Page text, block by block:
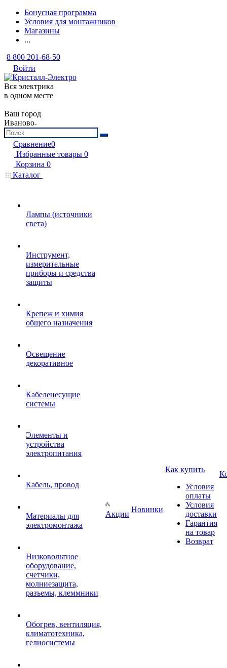
Бонусная программа
Условия для монтажников
Магазины
...
8 800 201-68-50
Войти
Вся электрика
в одном месте
Ваш город
Иваново
Сравнение0
Избранные товары 0
Корзина 0
Каталог
Лампы (источники
света)
Инструмент,
измерительные
приборы и средства
защиты
Крепеж и химия
общего назначения
Освещение
декоративное
Кабеленесущие
системы
Элементы и
устройства
электропитания
Кабель, провод
Материалы для
электромонтажа
Низковольтное
оборудование,
счетчики,
молниезащита,
разъемы, клеммники
Обогрев, вентиляция,
климатотехника,
гелиосистемы
Акции
Новинки
Как купить
Условия
оплаты
Условия
доставки
Гарантия
на товар
Возврат